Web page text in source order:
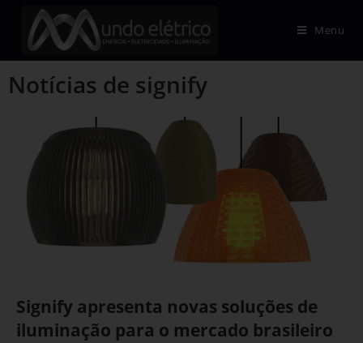
Menu
Notícias de signify
Signify apresenta novas soluções de
iluminação para o mercado brasileiro